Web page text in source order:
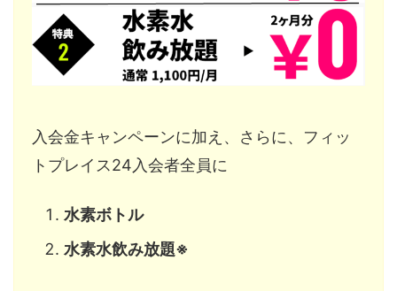
入会金キャンペーンに加え、さらに、フィッ
トプレイス24入会者全員に
水素ボトル
水素水飲み放題※